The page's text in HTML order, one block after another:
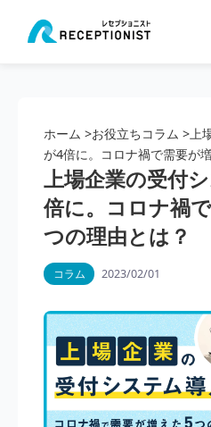
ホーム >お役立ちコラム >上
が4倍に。コロナ禍で需要が
上場企業の受付
倍に。コロナ禍
つの理由とは？
コラム 2023/02/01